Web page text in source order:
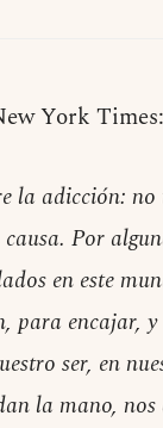
York Times:
la adicción:
causa. Por
en este
para encajar,
ser, en
la mano,